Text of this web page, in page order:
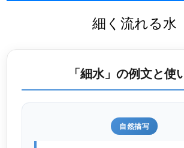
細く流れる水
「細水」の例文と使
自然描写